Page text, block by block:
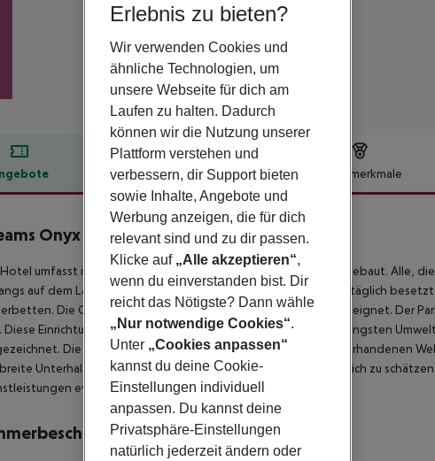
Hotelbeschreibung Hotelmerkmale
Onyx Resort & Spa
5
Hotel umfasst insgesamt 822 Zimmer. Dieses Hotel wurde 2016 gebaut. Alle,
auf dem Laufenden bleiben. Die Rezeption ist 24 Stunden täglich
Die Gemeinschaftsbereiche sind für Rollstuhlfahrer geeignet. Der
Diese Einrichtung wurde bewusst so konzipiert, dass sie die strengsten
Die Gäste können sich in den in dieser Einrichtung vorhandenen
Unterhaltungs- und Freizeitangebot der Einrichtung wahrlich zu
eventuell Gebühren erheben.
Erlebnis zu bieten?
Wir verwenden Cookies und
ähnliche Technologien, um
unsere Webseite für dich am
Laufen zu halten. Dadurch
können wir die Nutzung unserer
Plattform verstehen und
verbessern, dir Support bieten
sowie Inhalte, Angebote und
Werbung anzeigen, die für dich
relevant sind und zu dir passen.
Klicke auf „Alle akzeptieren“,
wenn du einverstanden bist. Dir
reicht das Nötigste? Dann wähle
„Nur notwendige Cookies“.
Unter „Cookies anpassen“
kannst du deine Cookie-
Einstellungen individuell
anpassen. Du kannst deine
Privatsphäre-Einstellungen
natürlich jederzeit ändern oder